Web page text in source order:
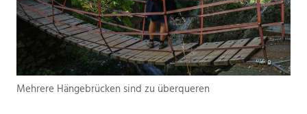
Mehrere Hängebrücken sind zu überqueren